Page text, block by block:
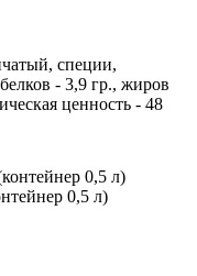
специи,
- 3,9 гр., жиров
ценность - 48
0,5 л)